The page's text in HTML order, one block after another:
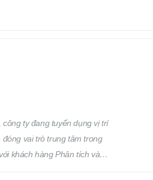
ty đang tuyển dụng vị trí
vai trò trung tâm trong
khách hàng Phân tích và